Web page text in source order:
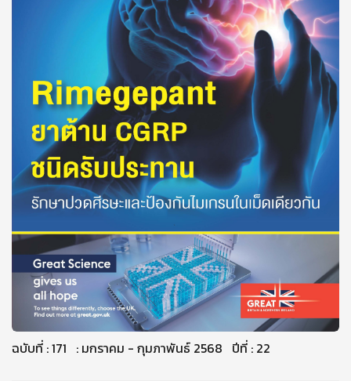
ฉบับที่ : 171 : มกราคม - กุมภาพันธ์ 2568 ปีที่ : 22